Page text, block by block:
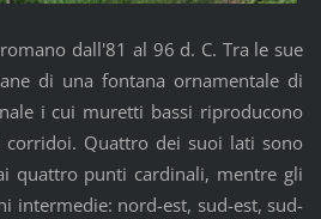
dall'81 al 96 d. C. Tra le sue
di una fontana ornamentale di
i cui muretti bassi riproducono
Quattro dei suoi lati sono
quattro punti cardinali, mentre gli
intermedie: nord-est, sud-est, sud-